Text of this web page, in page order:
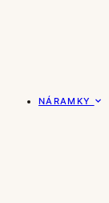
NÁRAMKY